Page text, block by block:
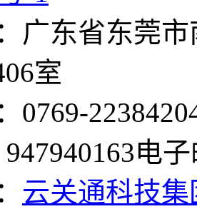
广东省东莞
室
0769-
电子
云关通科技集